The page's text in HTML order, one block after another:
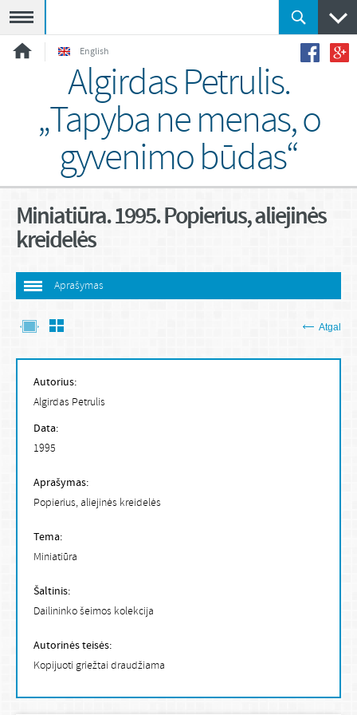
English
Algirdas Petrulis.
„Tapyba ne menas, o
gyvenimo būdas“
Miniatiūra. 1995. Popierius, aliejinės
kreidelės
Aprašymas
Atgal
Autorius:
Algirdas Petrulis
Data:
1995
Aprašymas:
Popierius, aliejinės kreidelės
Tema:
Miniatiūra
Šaltinis:
Dailininko šeimos kolekcija
Autorinės teisės:
Kopijuoti griežtai draudžiama